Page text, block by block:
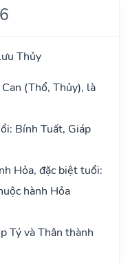
Thủy
(Thổ, Thủy), là
Bính Tuất, Giáp
Hỏa, đặc biệt tuổi:
hành Hỏa
Tý và Thân thành